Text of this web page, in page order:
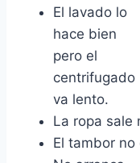
El lavado lo
hace bien
pero el
centrifugado
va lento.
La ropa sale
El tambor no